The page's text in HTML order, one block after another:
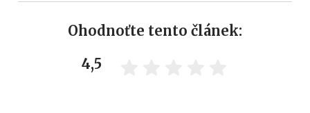
Ohodnoťte tento článek:
4,5